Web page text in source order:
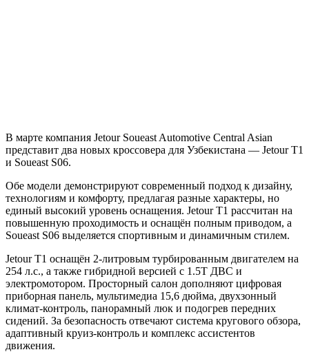
В марте компания Jetour Soueast Automotive Central Asian
представит два новых кроссовера для Узбекистана — Jetour T1
и Soueast S06.
Обе модели демонстрируют современный подход к дизайну,
технологиям и комфорту, предлагая разные характеры, но
единый высокий уровень оснащения. Jetour T1 рассчитан на
повышенную проходимость и оснащён полным приводом, а
Soueast S06 выделяется спортивным и динамичным стилем.
Jetour T1 оснащён 2-литровым турбированным двигателем на
254 л.с., а также гибридной версией с 1.5T ДВС и
электромотором. Просторный салон дополняют цифровая
приборная панель, мультимедиа 15,6 дюйма, двухзонный
климат-контроль, панорамный люк и подогрев передних
сидений. За безопасность отвечают система кругового обзора,
адаптивный круиз-контроль и комплекс ассистентов
движения.